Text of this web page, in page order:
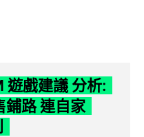
遊戲建議 分析:
路 連自家